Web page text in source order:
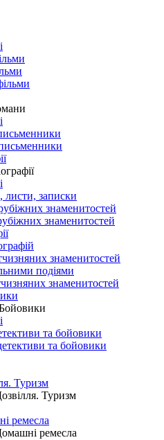
записки
знаменитостей
знаменитостей
знаменитостей
подіями
знаменитостей
та бойовики
та бойовики
Туризм
Туризм
ремесла
ремесла